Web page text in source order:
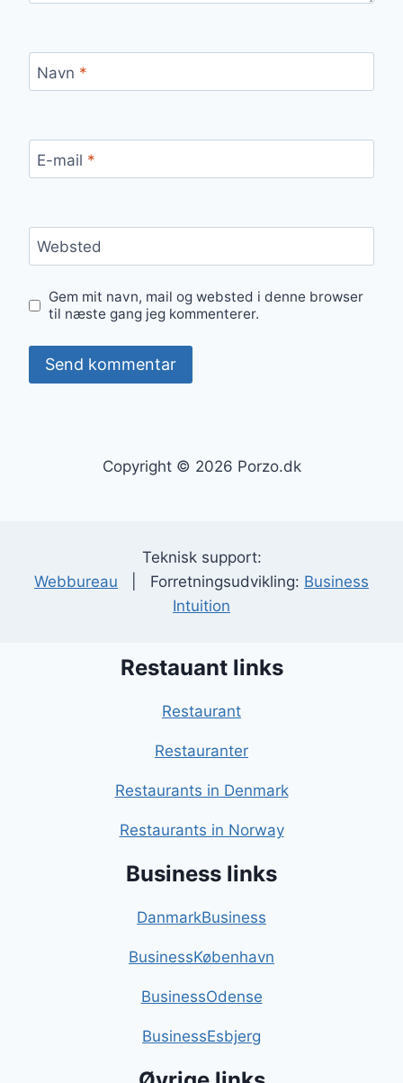
Navn *
E-mail *
Websted
Gem mit navn, mail og websted i denne browser
til næste gang jeg kommenterer.
Copyright © 2026 Porzo.dk
Teknisk support:
Webbureau | Forretningsudvikling: Business
Intuition
Restauant links
Restaurant
Restauranter
Restaurants in Denmark
Restaurants in Norway
Business links
DanmarkBusiness
BusinessKøbenhavn
BusinessOdense
BusinessEsbjerg